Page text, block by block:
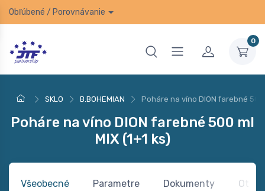
Obľúbené / Porovnávanie
0
SKLO B.BOHEMIAN Poháre na víno DION farebné 500
Poháre na víno DION farebné 500 ml
MIX (1+1 ks)
Všeobecné Parametre Dokumenty